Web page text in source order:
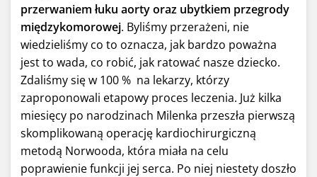
przerwaniem łuku aorty oraz ubytkiem przegrody
międzykomorowej. Byliśmy przerażeni, nie
wiedzieliśmy co to oznacza, jak bardzo poważna
jest to wada, co robić, jak ratować nasze dziecko.
Zdaliśmy się w 100 % na lekarzy, którzy
zaproponowali etapowy proces leczenia. Już kilka
miesięcy po narodzinach Milenka przeszła pierwszą
skomplikowaną operację kardiochirurgiczną
metodą Norwooda, która miała na celu
poprawienie funkcji jej serca. Po niej niestety doszło